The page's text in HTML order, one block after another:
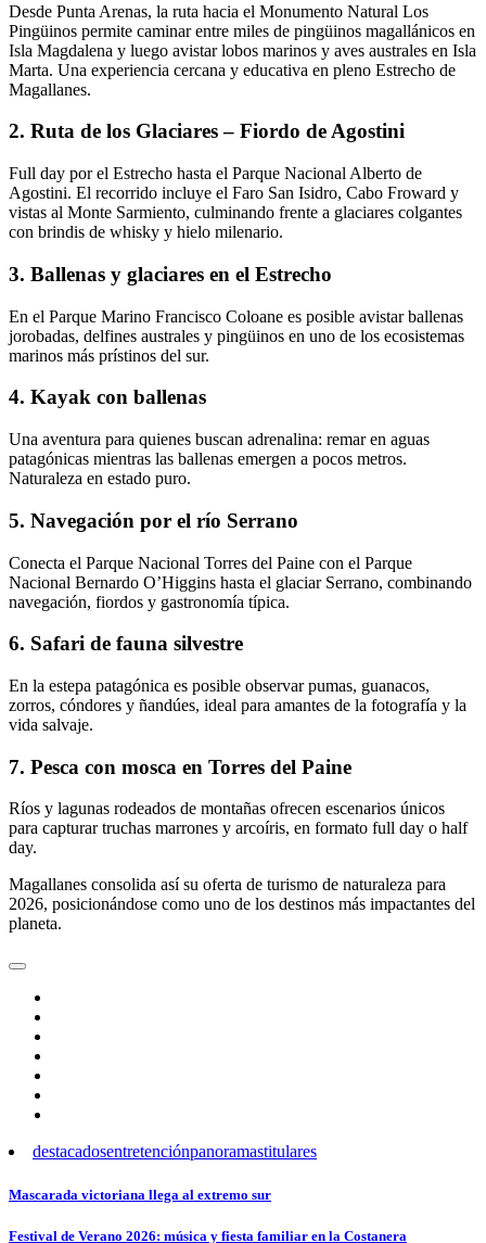
Desde Punta Arenas, la ruta hacia el Monumento Natural Los
Pingüinos permite caminar entre miles de pingüinos magallánicos en
Isla Magdalena y luego avistar lobos marinos y aves australes en Isla
Marta. Una experiencia cercana y educativa en pleno Estrecho de
Magallanes.
2. Ruta de los Glaciares – Fiordo de Agostini
Full day por el Estrecho hasta el Parque Nacional Alberto de
Agostini. El recorrido incluye el Faro San Isidro, Cabo Froward y
vistas al Monte Sarmiento, culminando frente a glaciares colgantes
con brindis de whisky y hielo milenario.
3. Ballenas y glaciares en el Estrecho
En el Parque Marino Francisco Coloane es posible avistar ballenas
jorobadas, delfines australes y pingüinos en uno de los ecosistemas
marinos más prístinos del sur.
4. Kayak con ballenas
Una aventura para quienes buscan adrenalina: remar en aguas
patagónicas mientras las ballenas emergen a pocos metros.
Naturaleza en estado puro.
5. Navegación por el río Serrano
Conecta el Parque Nacional Torres del Paine con el Parque
Nacional Bernardo O’Higgins hasta el glaciar Serrano, combinando
navegación, fiordos y gastronomía típica.
6. Safari de fauna silvestre
En la estepa patagónica es posible observar pumas, guanacos,
zorros, cóndores y ñandúes, ideal para amantes de la fotografía y la
vida salvaje.
7. Pesca con mosca en Torres del Paine
Ríos y lagunas rodeados de montañas ofrecen escenarios únicos
para capturar truchas marrones y arcoíris, en formato full day o half
day.
Magallanes consolida así su oferta de turismo de naturaleza para
2026, posicionándose como uno de los destinos más impactantes del
planeta.
destacadosentretenciónpanoramastitulares
Navegación
de
Mascarada victoriana llega al extremo sur
Festival de Verano 2026: música y fiesta familiar en la Costanera